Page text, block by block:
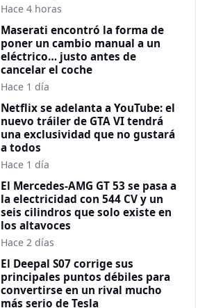
Hace 4 horas
Maserati encontró la forma de
poner un cambio manual a un
eléctrico… justo antes de
cancelar el coche
Hace 1 día
Netflix se adelanta a YouTube: el
nuevo tráiler de GTA VI tendrá
una exclusividad que no gustará
a todos
Hace 1 día
El Mercedes-AMG GT 53 se pasa a
la electricidad con 544 CV y un
seis cilindros que solo existe en
los altavoces
Hace 2 días
El Deepal S07 corrige sus
principales puntos débiles para
convertirse en un rival mucho
más serio de Tesla